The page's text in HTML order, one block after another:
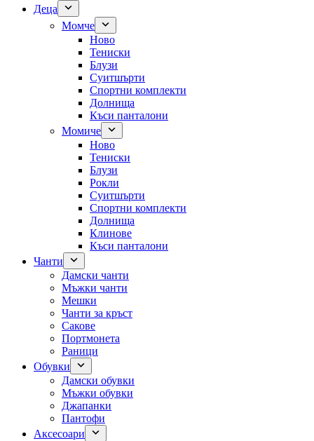
Деца
Момче
Ново
Тениски
Блузи
Суитшърти
Спортни комплекти
Долнища
Къси панталони
Момиче
Ново
Тениски
Блузи
Рокли
Суитшърти
Спортни комплекти
Долнища
Клинове
Къси панталони
Чанти
Дамски чанти
Мъжки чанти
Мешки
Чанти за кръст
Сакове
Портмонета
Раници
Обувки
Дамски обувки
Мъжки обувки
Джапанки
Пантофи
Аксесоари